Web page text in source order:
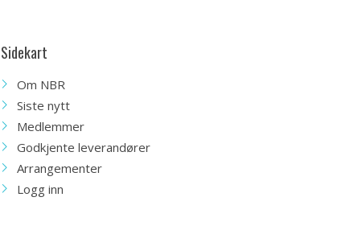
Sidekart
Om NBR
Siste nytt
Medlemmer
Godkjente leverandører
Arrangementer
Logg inn